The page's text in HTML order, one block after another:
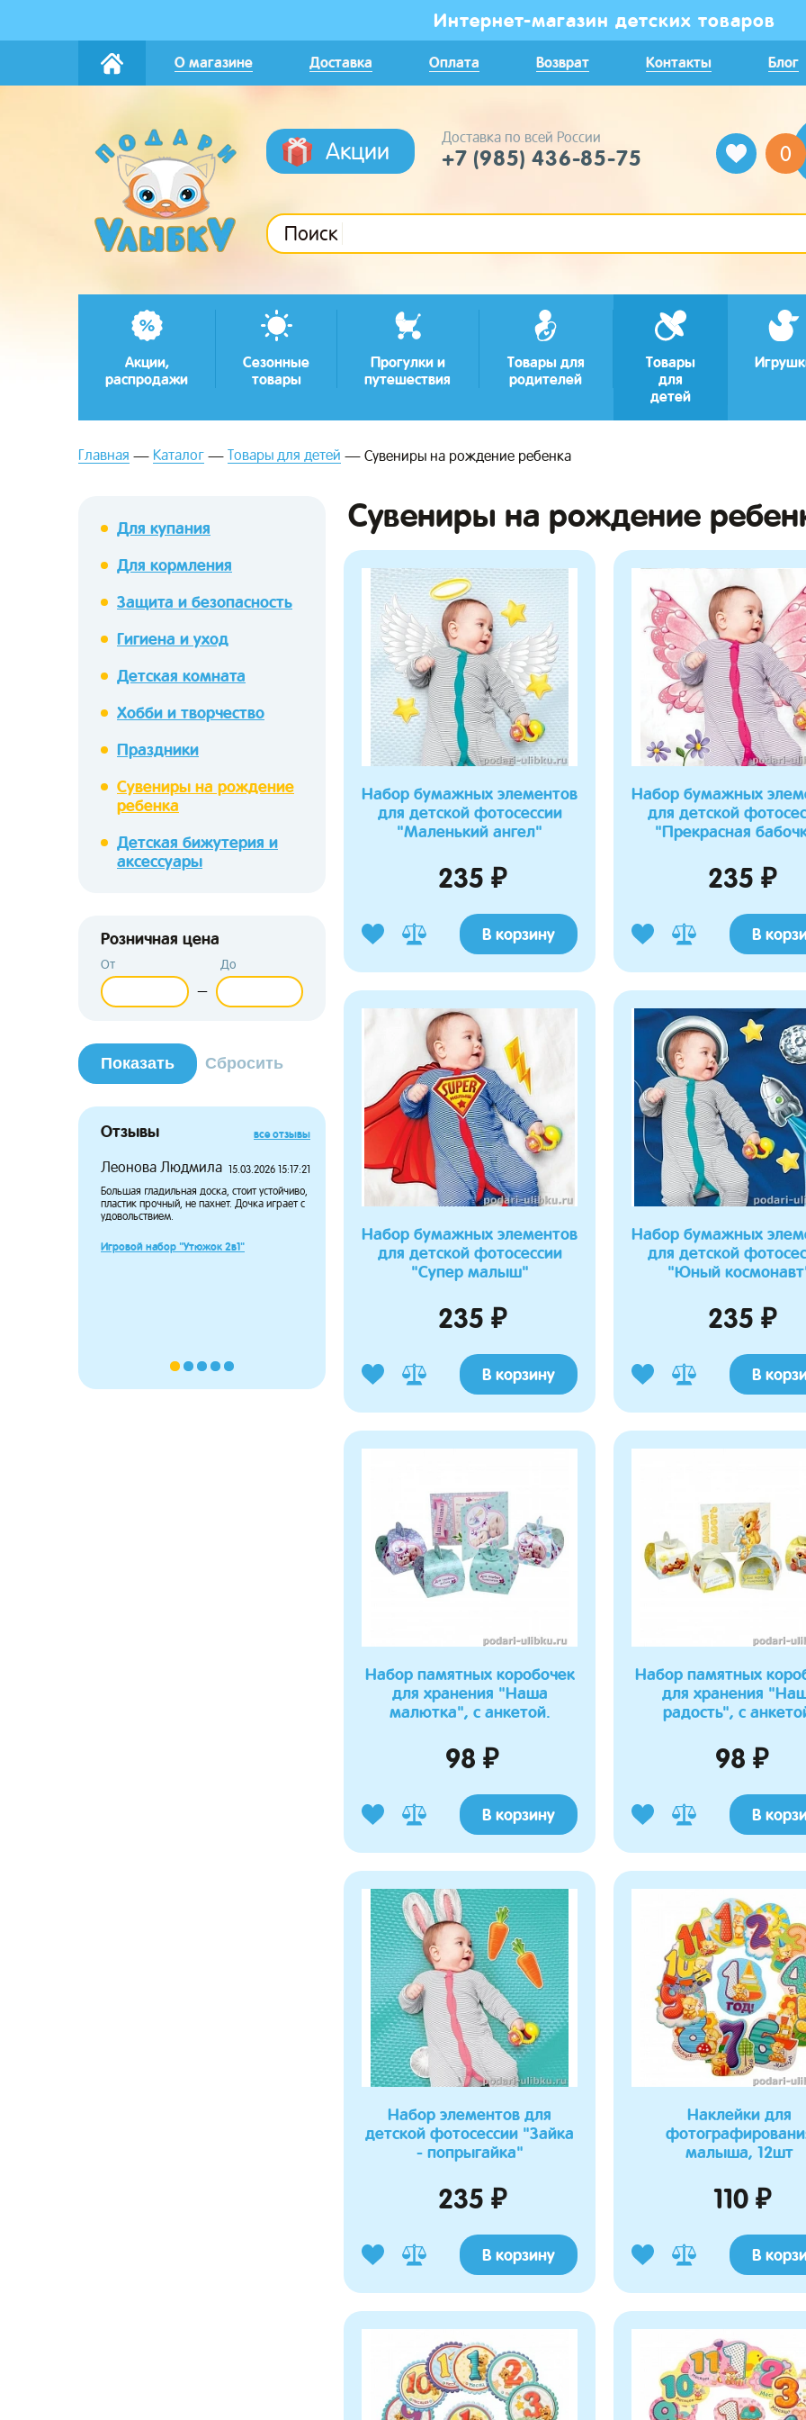
Интернет-магазин детских товаров
О магазине Доставка Оплата Возврат Контакты Блог
Акции
Доставка по всей России
+7 (985) 436-85-75 0
Поиск
Акции,
распродажи
Сезонные
товары
Прогулки и
путешествия
Товары для
родителей
Товары
для
детей
Главная Каталог Товары для детей Сувениры на рождение ребенка
Для купания
Для кормления
Защита и безопасность
Гигиена и уход
Детская комната
Хобби и творчество
Праздники
Сувениры на рождение
ребенка
Детская бижутерия и
аксессуары
Розничная цена
От
—
До
Отзывы все отзывы
Леонова Людмила 15.03.2026 15:17:21
Большая гладильная доска, стоит устойчиво,
пластик прочный, не пахнет. Дочка играет с
удовольствием.
Игровой набор "Утюжок 2в1"
Потапова Марина
10.03.2026 19:06:15
Дочка давно просила такого пупсеныша,
чтобы носить в кенгуру и мы остались
большой, не мелкий, реалистичный, удобно
сидит в переноске и не тяжёлый для
ребёнка.
Пупсёныш в переноске "Маленько чудо"
Журавлева Роза
24.02.2026 20:05:01
Купила для санок, которые как коляска,
отлично вписался, боковушки на матрасике
и теплый.
Матрасик универсальный с отворотом
для санок,колясок, автокресел.
Сувениры на рождение
Набор бумажных элементов
для детской фотосессии
"Маленький ангел"
235 ₽
В корзину
Набор бумажных
для детской
"Прекрасная
235 ₽
В
Набор бумажных элементов
для детской фотосессии
"Супер малыш"
235 ₽
В корзину
Набор бумажных
для детской
"Юный
235 ₽
В
Набор памятных коробочек
для хранения "Наша
малютка", с анкетой.
98 ₽
В корзину
Набор памятных
для хранения
радость", с
98 ₽
В
Набор элементов для
детской фотосессии "Зайка
- попрыгайка"
235 ₽
В корзину
Наклейки для
малыша, 12шт
110 ₽
В